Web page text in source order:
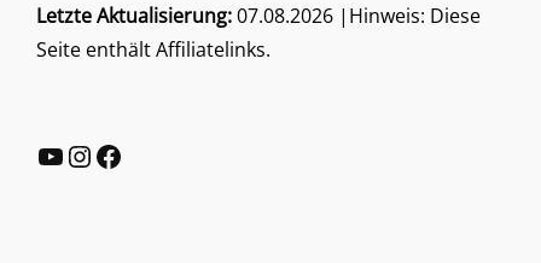
Letzte Aktualisierung:07.08.2026 |Hinweis: Diese
Seite enthält Affiliatelinks.
YouTube
Instagram
Facebook